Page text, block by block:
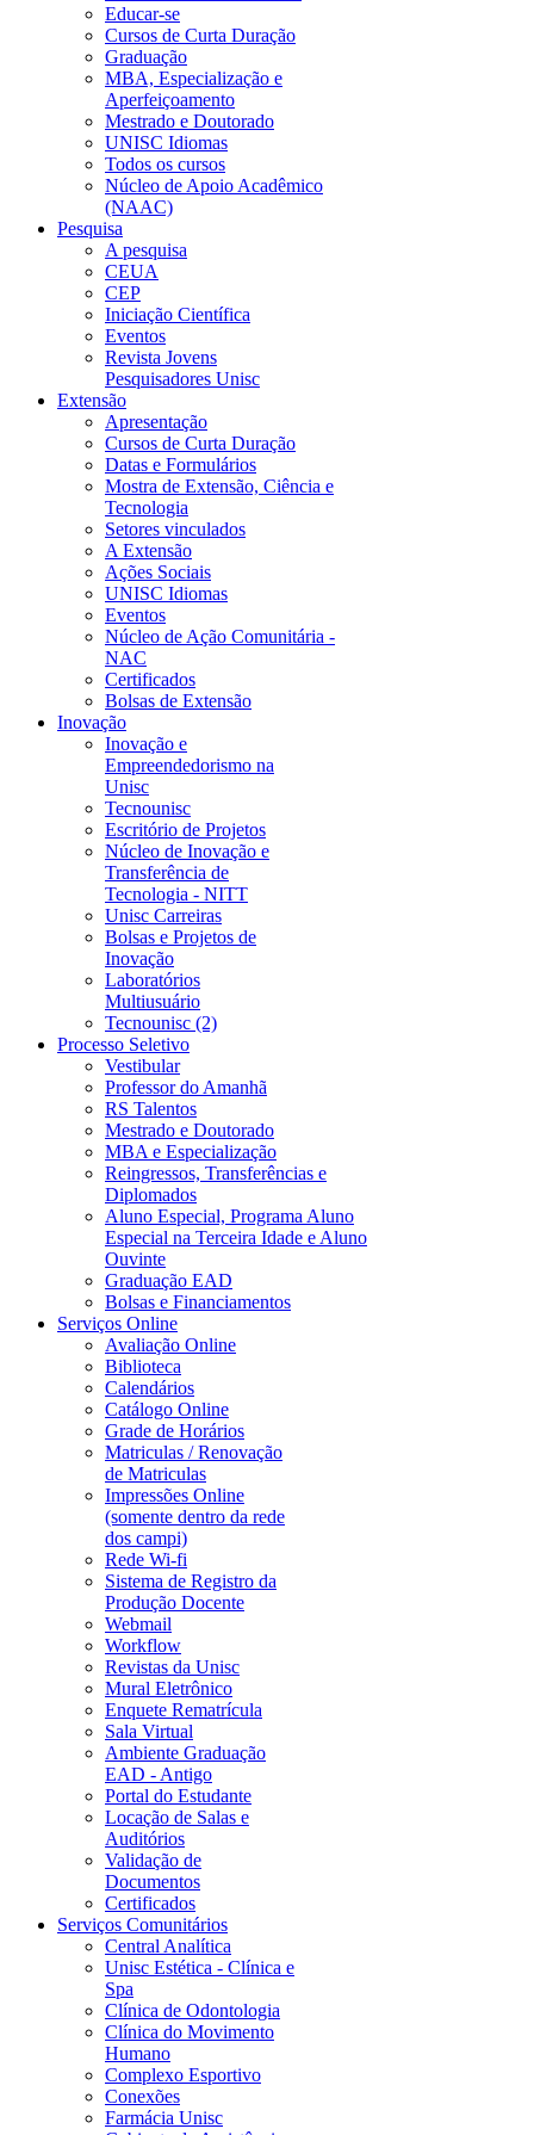
Educar-se
Cursos de Curta Duração
Graduação
MBA, Especialização e
Aperfeiçoamento
Mestrado e Doutorado
UNISC Idiomas
Todos os cursos
Núcleo de Apoio Acadêmico
(NAAC)
Pesquisa
A pesquisa
CEUA
CEP
Iniciação Científica
Eventos
Revista Jovens
Pesquisadores Unisc
Extensão
Apresentação
Cursos de Curta Duração
Datas e Formulários
Mostra de Extensão, Ciência e
Tecnologia
Setores vinculados
A Extensão
Ações Sociais
UNISC Idiomas
Eventos
Núcleo de Ação Comunitária -
NAC
Certificados
Bolsas de Extensão
Inovação
Inovação e
Empreendedorismo na
Unisc
Tecnounisc
Escritório de Projetos
Núcleo de Inovação e
Transferência de
Tecnologia - NITT
Unisc Carreiras
Bolsas e Projetos de
Inovação
Laboratórios
Multiusuário
Tecnounisc (2)
Processo Seletivo
Vestibular
Professor do Amanhã
RS Talentos
Mestrado e Doutorado
MBA e Especialização
Reingressos, Transferências e
Diplomados
Aluno Especial, Programa Aluno
Especial na Terceira Idade e Aluno
Ouvinte
Graduação EAD
Bolsas e Financiamentos
Serviços Online
Avaliação Online
Biblioteca
Calendários
Catálogo Online
Grade de Horários
Matriculas / Renovação
de Matriculas
Impressões Online
(somente dentro da rede
dos campi)
Rede Wi-fi
Sistema de Registro da
Produção Docente
Webmail
Workflow
Revistas da Unisc
Mural Eletrônico
Enquete Rematrícula
Sala Virtual
Ambiente Graduação
EAD - Antigo
Portal do Estudante
Locação de Salas e
Auditórios
Validação de
Documentos
Certificados
Serviços Comunitários
Central Analítica
Unisc Estética - Clínica e
Spa
Clínica de Odontologia
Clínica do Movimento
Humano
Complexo Esportivo
Conexões
Farmácia Unisc